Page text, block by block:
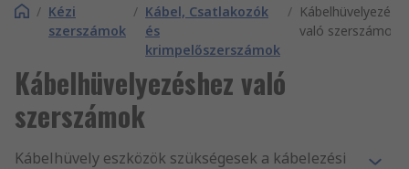
/ Kézi
szerszámok
/ Kábel, Csatlakozók
és
krimpelőszerszámok
/
való szerszámok
Kábelhüvelyezéshez való
szerszámok
Kábelhüvely eszközök szükségesek a kábelezési